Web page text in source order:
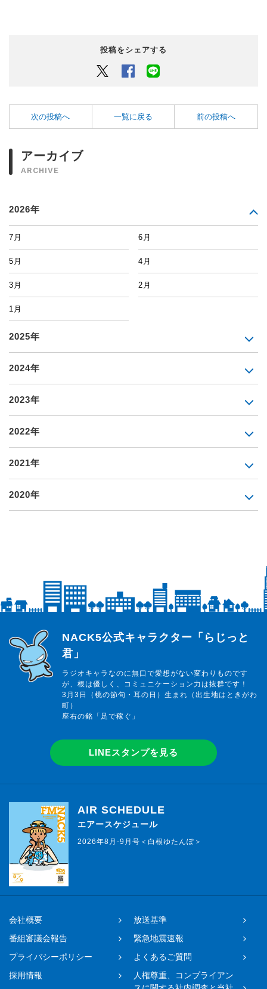
投稿をシェアする
Twitter Facebook
次の投稿へ 一覧に戻る 前の投稿へ
アーカイブ
ARCHIVE
2026年
7月 6月
5月 4月
3月 2月
1月
2025年
2024年
2023年
2022年
2021年
2020年
らじっと君
NACK5公式キャラクター「らじっと
君」
ラジオキャラなのに無口で愛想がない変わりものです
が、根は優しく、コミュニケーション力は抜群です！
3月3日（桃の節句・耳の日）生まれ（出生地はときがわ
町）
座右の銘「足で稼ぐ」
LINEスタンプを見る
AIR SCHEDULE
エアースケジュール
2026年8月-9月号＜白根ゆたんぽ＞
会社概要
放送基準
番組審議会報告
緊急地震速報
プライバシーポリシー
よくあるご質問
採用情報
人権尊重、コンプライアン